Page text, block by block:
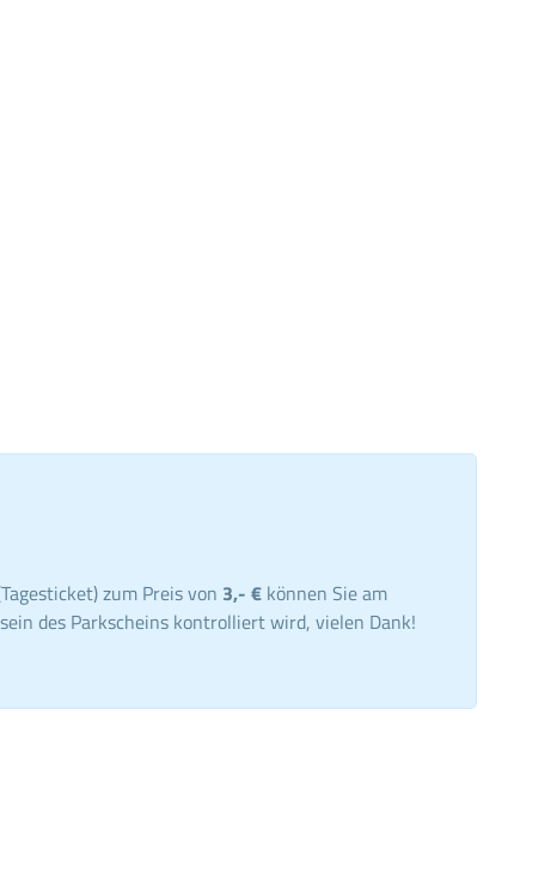
zum Preis von 3,- € können Sie am
des Parkscheins kontrolliert wird, vielen Dank!